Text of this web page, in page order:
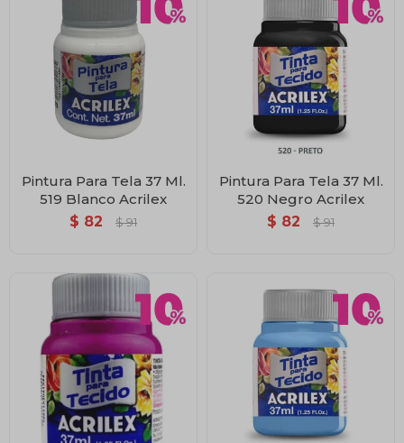
Pintura Para Tela 37 Ml.
519 Blanco Acrilex
$ 82 $ 91
Pintura Para Tela 37 Ml.
520 Negro Acrilex
$ 82 $ 91